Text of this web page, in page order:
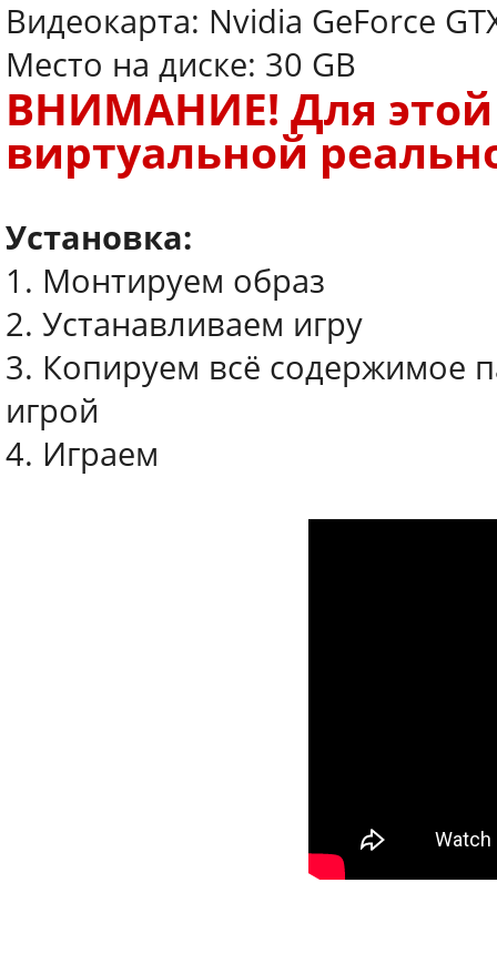
Видеокарта: Nvidia GeForce
Место на диске: 30 GB
ВНИМАНИЕ! Для
виртуальной
Установка:
1. Монтируем образ
2. Устанавливаем игру
3. Копируем всё содержимое
игрой
4. Играем